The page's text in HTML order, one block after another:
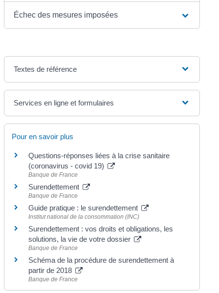
Échec des mesures imposées
Textes de référence
Services en ligne et formulaires
Pour en savoir plus
Questions-réponses liées à la crise sanitaire
(coronavirus - covid 19)
Banque de France
Surendettement
Banque de France
Guide pratique : le surendettement
Institut national de la consommation (INC)
Surendettement : vos droits et obligations, les
solutions, la vie de votre dossier
Banque de France
Schéma de la procédure de surendettement à
partir de 2018
Banque de France